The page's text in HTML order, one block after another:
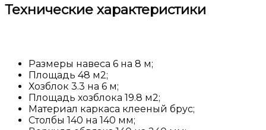
Технические характеристики
Размеры навеса 6 на 8 м;
Площадь 48 м2;
Хозблок 3.3 на 6 м;
Площадь хозблока 19.8 м2;
Материал каркаса клееный брус;
Столбы 140 на 140 мм;